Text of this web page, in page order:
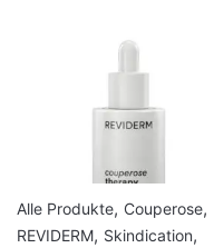
Alle Produkte, Couperose,
REVIDERM, Skindication,